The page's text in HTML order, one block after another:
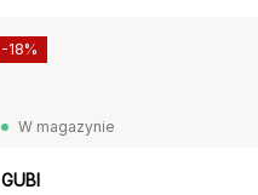
W magazynie
GUBI
-18%